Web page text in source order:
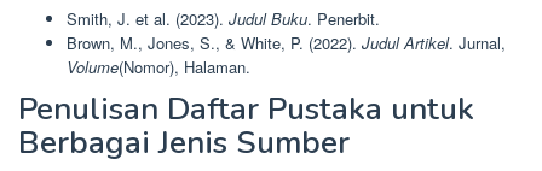
Smith, J. et al. (2023). Judul Buku. Penerbit.
Brown, M., Jones, S., & White, P. (2022). Judul Artikel. Jurnal,
Volume(Nomor), Halaman.
Penulisan Daftar Pustaka untuk
Berbagai Jenis Sumber